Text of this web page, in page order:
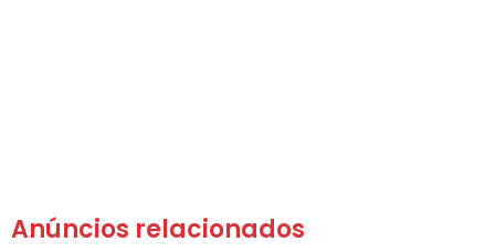
Anúncios relacionados